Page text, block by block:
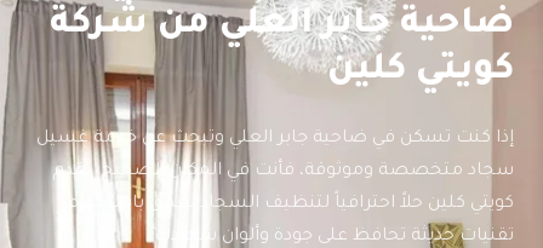
ضاحية جابر العلي من شركة
كويتي كلين
إذا كنت تسكن في ضاحية جابر العلي وتبحث عن خدمة غسيل
سجاد متخصصة وموثوقة، فأنت في المكان الصحيح. تقدم
كويتي كلين حلاً احترافياً لتنظيف السجاد بعمق باستخدام
تقنيات حديثة تحافظ على جودة وألوان سجادك.